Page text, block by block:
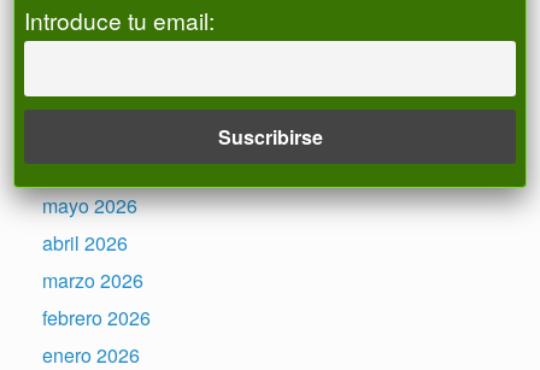
Registro de ALIAS
Archivos
junio 2026
mayo 2026
abril 2026
marzo 2026
febrero 2026
enero 2026
Introduce tu email: